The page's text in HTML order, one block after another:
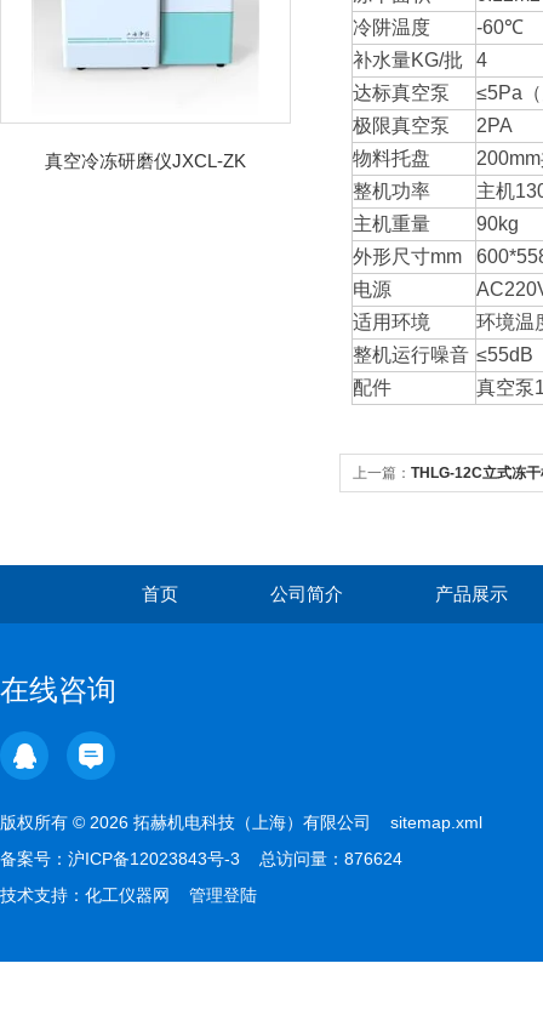
真空冷冻研磨仪JXCL-ZK
冷阱温度
-60℃
补水量KG/批
4
达标真空泵
≤5Pa
极限真空泵
2PA
物料托盘
整机功率
主机
主机重量
90kg
外形尺寸mm
电源
适用环境
环境温
整机运行噪音 ≤55dB
配件
真空泵
上一篇： THLG-12C立式冻
首页 公司简介 产品展示
在线咨询
版权所有 © 2026 拓赫机电科技（上海）有限公司 sitemap.xml
备案号： 沪ICP备12023843号-3 总访问量：876624
技术支持： 化工仪器网 管理登陆